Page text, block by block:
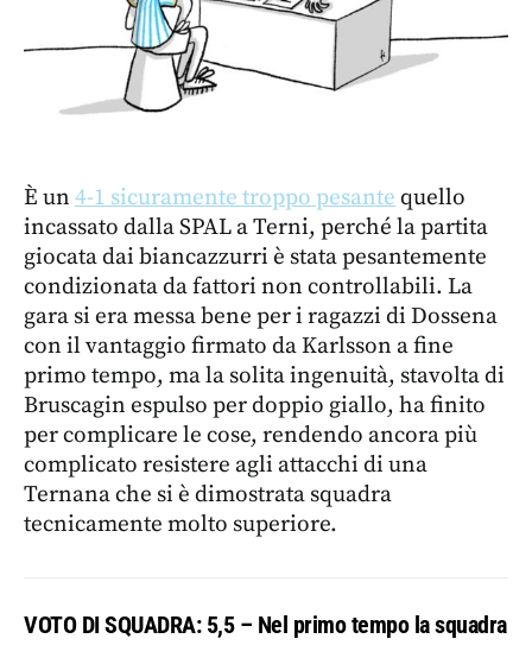
È un 4-1 sicuramente troppo pesante quello
incassato dalla SPAL a Terni, perché la partita
giocata dai biancazzurri è stata pesantemente
condizionata da fattori non controllabili. La
gara si era messa bene per i ragazzi di Dossena
con il vantaggio firmato da Karlsson a fine
primo tempo, ma la solita ingenuità, stavolta di
Bruscagin espulso per doppio giallo, ha finito
per complicare le cose, rendendo ancora più
complicato resistere agli attacchi di una
Ternana che si è dimostrata squadra
tecnicamente molto superiore.
VOTO DI SQUADRA: 5,5 – Nel primo tempo la squadra